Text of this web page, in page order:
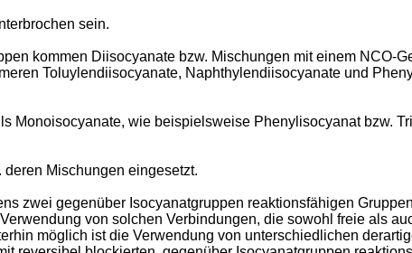
sein.
kommen Diisocyanate bzw. Mischungen mit einem NCO-
Toluylendiisocyanate, Naphthylendiisocyanate und
wie beispielsweise Phenylisocyanat bzw.
Mischungen eingesetzt.
zwei gegenüber Isocyanatgruppen reaktionsfähigen
von solchen Verbindungen, die sowohl freie als
möglich ist die Verwendung von unterschiedlichen